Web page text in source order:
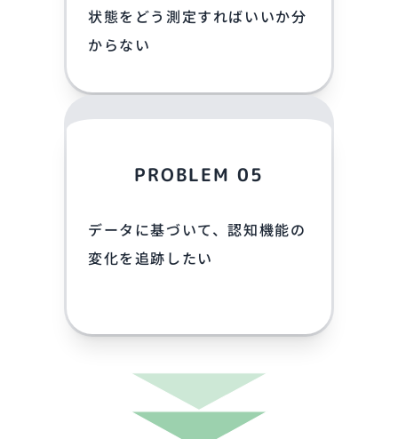
状態をどう測定すればいいか分
からない
PROBLEM 05
データに基づいて、認知機能の
変化を追跡したい